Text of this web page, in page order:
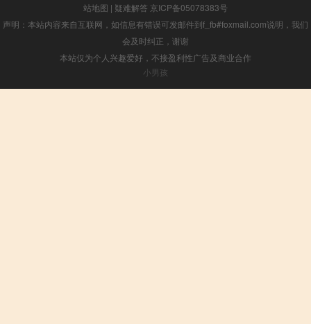
站地图 | 疑难解答 京ICP备05078383号
声明：本站内容来自互联网，如信息有错误可发邮件到f_fb#foxmail.com说明，我们
会及时纠正，谢谢
本站仅为个人兴趣爱好，不接盈利性广告及商业合作
小男孩